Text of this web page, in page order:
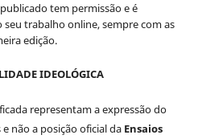
tem permissão e é
trabalho online, sempre com as
edição.
IDEOLÓGICA
representam a expressão do
não a posição oficial da Ensaios